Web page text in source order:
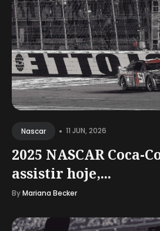
Nascar • 11 JUN, 2026
2025 NASCAR Coca-
assistir hoje,...
ByMariana Becker